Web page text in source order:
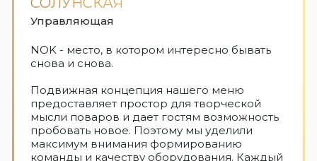
Управляющая
NOK - место, в котором интересно бывать
снова и снова.
Подвижная концепция нашего меню
предоставляет простор для творческой
мысли поваров и дает гостям возможность
пробовать новое. Поэтому мы уделили
максимум внимания формированию
команды и качеству оборудования. Каждый